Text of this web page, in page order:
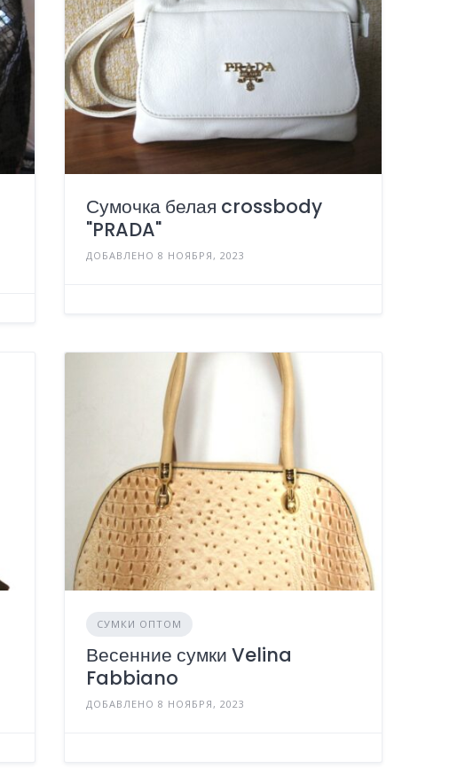
Сумочка белая crossbody
"PRADA"
ДОБАВЛЕНО 8 НОЯБРЯ, 2023
СУМКИ ОПТОМ
Весенние сумки Velina
Fabbiano
ДОБАВЛЕНО 8 НОЯБРЯ, 2023